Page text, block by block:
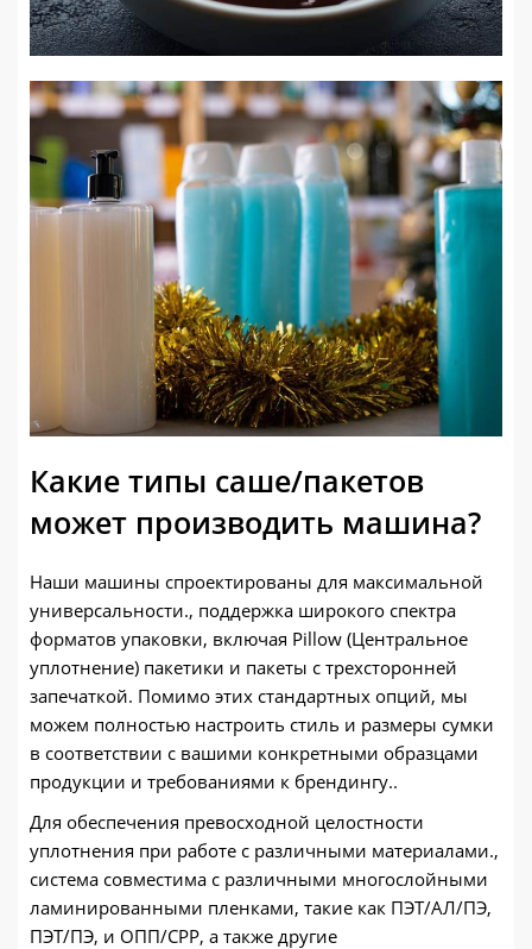
Какие типы саше/пакетов
может производить машина?
Наши машины спроектированы для максимальной
универсальности., поддержка широкого спектра
форматов упаковки, включая Pillow (Центральное
уплотнение) пакетики и пакеты с трехсторонней
запечаткой. Помимо этих стандартных опций, мы
можем полностью настроить стиль и размеры сумки
в соответствии с вашими конкретными образцами
продукции и требованиями к брендингу..
Для обеспечения превосходной целостности
уплотнения при работе с различными материалами.,
система совместима с различными многослойными
ламинированными пленками, такие как ПЭТ/АЛ/ПЭ,
ПЭТ/ПЭ, и ОПП/CPP, а также другие